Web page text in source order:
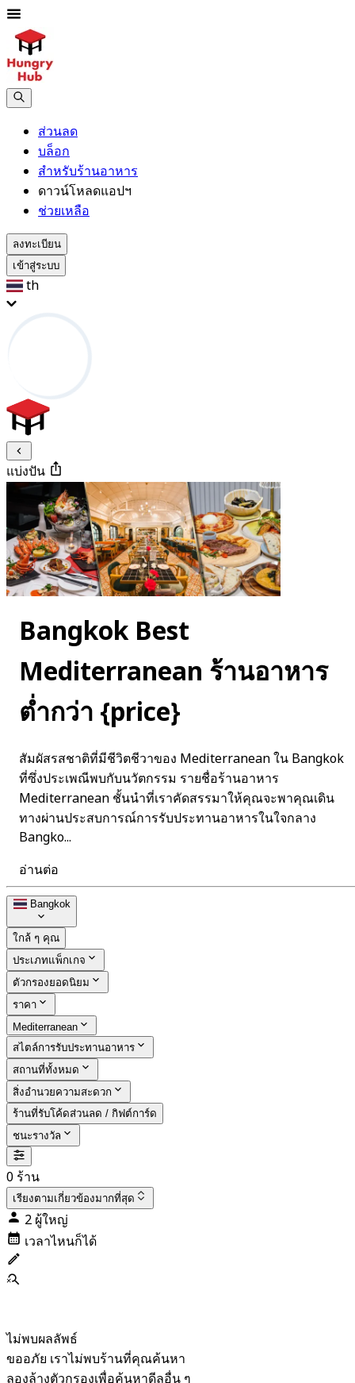
ส่วนลด
บล็อก
สำหรับร้านอาหาร
ดาวน์โหลดแอปฯ
ช่วยเหลือ
ลงทะเบียน
เข้าสู่ระบบ
th
แบ่งปัน
Bangkok Best
Mediterranean ร้านอาหาร
ต่ำกว่า {price}
สัมผัสรสชาติที่มีชีวิตชีวาของ Mediterranean ใน Bangkok
ที่ซึ่งประเพณีพบกับนวัตกรรม รายชื่อร้านอาหาร
Mediterranean ชั้นนำที่เราคัดสรรมาให้คุณจะพาคุณเดิน
ทางผ่านประสบการณ์การรับประทานอาหารในใจกลาง
Bangko...
อ่านต่อ
Bangkok
ใกล้ ๆ คุณ
ประเภทแพ็กเกจ
ตัวกรองยอดนิยม
ราคา
Mediterranean
สไตล์การรับประทานอาหาร
สถานที่ทั้งหมด
สิ่งอำนวยความสะดวก
ร้านที่รับโค้ดส่วนลด / กิฟต์การ์ด
ชนะรางวัล
0 ร้าน
เรียงตามเกี่ยวข้องมากที่สุด
2 ผู้ใหญ่
เวลาไหนก็ได้
ไม่พบผลลัพธ์
ขออภัย เราไม่พบร้านที่คุณค้นหา
ลองล้างตัวกรองเพื่อค้นหาดีลอื่น ๆ